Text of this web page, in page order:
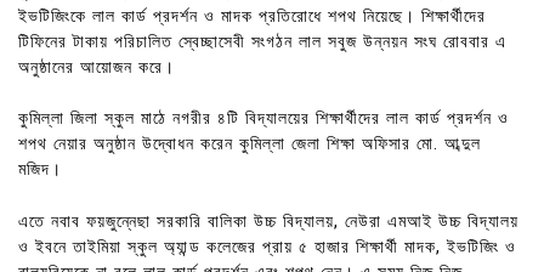
ইভটিজিংকে লাল কার্ড প্রদর্শন ও মাদক প্রতিরোধে শপথ নিয়েছে। শিক্ষার্থীদের
টিফিনের টাকায় পরিচালিত স্বেচ্ছাসেবী সংগঠন লাল সবুজ উন্নয়ন সংঘ রোববার এ
অনুষ্ঠানের আয়োজন করে।
কুমিল্লা জিলা স্কুল মাঠে নগরীর ৪টি বিদ্যালয়ের শিক্ষার্থীদের লাল কার্ড প্রদর্শন ও
শপথ নেয়ার অনুষ্ঠান উদ্বোধন করেন কুমিল্লা জেলা শিক্ষা অফিসার মো. আব্দুল
মজিদ।
এতে নবাব ফয়জুন্নেছা সরকারি বালিকা উচ্চ বিদ্যালয়, নেউরা এমআই উচ্চ বিদ্যালয়
ও ইবনে তাইমিয়া স্কুল অ্যান্ড কলেজের প্রায় ৫ হাজার শিক্ষার্থী মাদক, ইভটিজিং ও